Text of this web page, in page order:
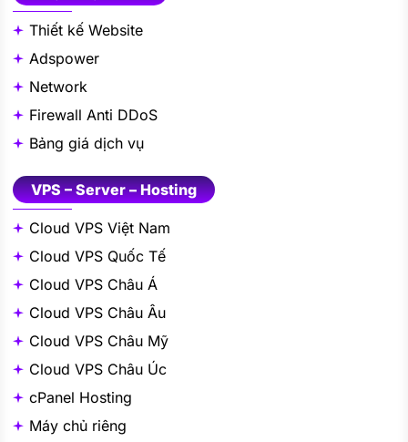
Thiết kế Website
Adspower
Network
Firewall Anti DDoS
Bảng giá dịch vụ
VPS – Server – Hosting
Cloud VPS Việt Nam
Cloud VPS Quốc Tế
Cloud VPS Châu Á
Cloud VPS Châu Âu
Cloud VPS Châu Mỹ
Cloud VPS Châu Úc
cPanel Hosting
Máy chủ riêng